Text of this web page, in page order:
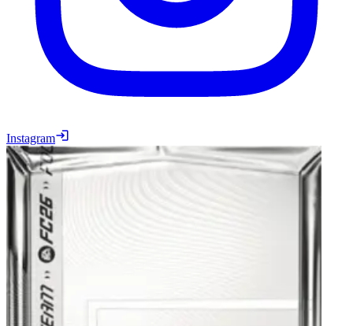
Instagram